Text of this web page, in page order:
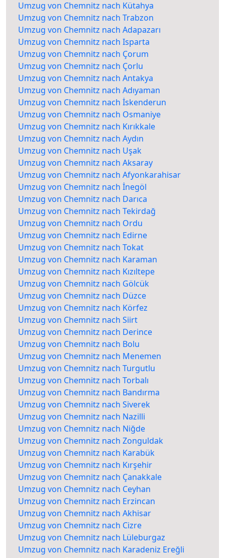
Umzug von Chemnitz nach Kütahya
Umzug von Chemnitz nach Trabzon
Umzug von Chemnitz nach Adapazarı
Umzug von Chemnitz nach Isparta
Umzug von Chemnitz nach Çorum
Umzug von Chemnitz nach Çorlu
Umzug von Chemnitz nach Antakya
Umzug von Chemnitz nach Adıyaman
Umzug von Chemnitz nach İskenderun
Umzug von Chemnitz nach Osmaniye
Umzug von Chemnitz nach Kırıkkale
Umzug von Chemnitz nach Aydın
Umzug von Chemnitz nach Uşak
Umzug von Chemnitz nach Aksaray
Umzug von Chemnitz nach Afyonkarahisar
Umzug von Chemnitz nach İnegöl
Umzug von Chemnitz nach Darıca
Umzug von Chemnitz nach Tekirdağ
Umzug von Chemnitz nach Ordu
Umzug von Chemnitz nach Edirne
Umzug von Chemnitz nach Tokat
Umzug von Chemnitz nach Karaman
Umzug von Chemnitz nach Kızıltepe
Umzug von Chemnitz nach Gölcük
Umzug von Chemnitz nach Düzce
Umzug von Chemnitz nach Körfez
Umzug von Chemnitz nach Siirt
Umzug von Chemnitz nach Derince
Umzug von Chemnitz nach Bolu
Umzug von Chemnitz nach Menemen
Umzug von Chemnitz nach Turgutlu
Umzug von Chemnitz nach Torbalı
Umzug von Chemnitz nach Bandırma
Umzug von Chemnitz nach Siverek
Umzug von Chemnitz nach Nazilli
Umzug von Chemnitz nach Niğde
Umzug von Chemnitz nach Zonguldak
Umzug von Chemnitz nach Karabük
Umzug von Chemnitz nach Kırşehir
Umzug von Chemnitz nach Çanakkale
Umzug von Chemnitz nach Ceyhan
Umzug von Chemnitz nach Erzincan
Umzug von Chemnitz nach Akhisar
Umzug von Chemnitz nach Cizre
Umzug von Chemnitz nach Lüleburgaz
Umzug von Chemnitz nach Karadeniz Ereğli